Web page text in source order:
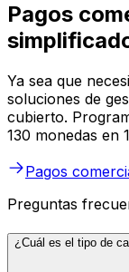
Pagos
Ya sea que
soluciones de
cubierto.
130 monedas en
Pagos
Preguntas
¿Cuál es el tipo de